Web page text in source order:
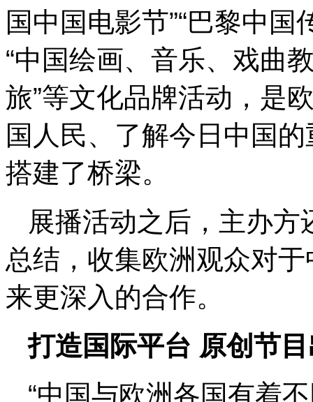
国中国电影节”“巴黎中国
“中国绘画、音乐、戏曲
旅”等文化品牌活动，是
国人民、了解今日中国
搭建了桥梁。
展播活动之后，主办
总结，收集欧洲观众对
来更深入的合作。
打造国际平台 原创节
“中国与欧洲各国有着